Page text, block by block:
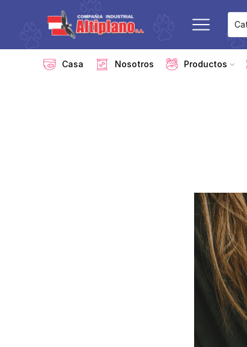
Casa Nosotros Productos